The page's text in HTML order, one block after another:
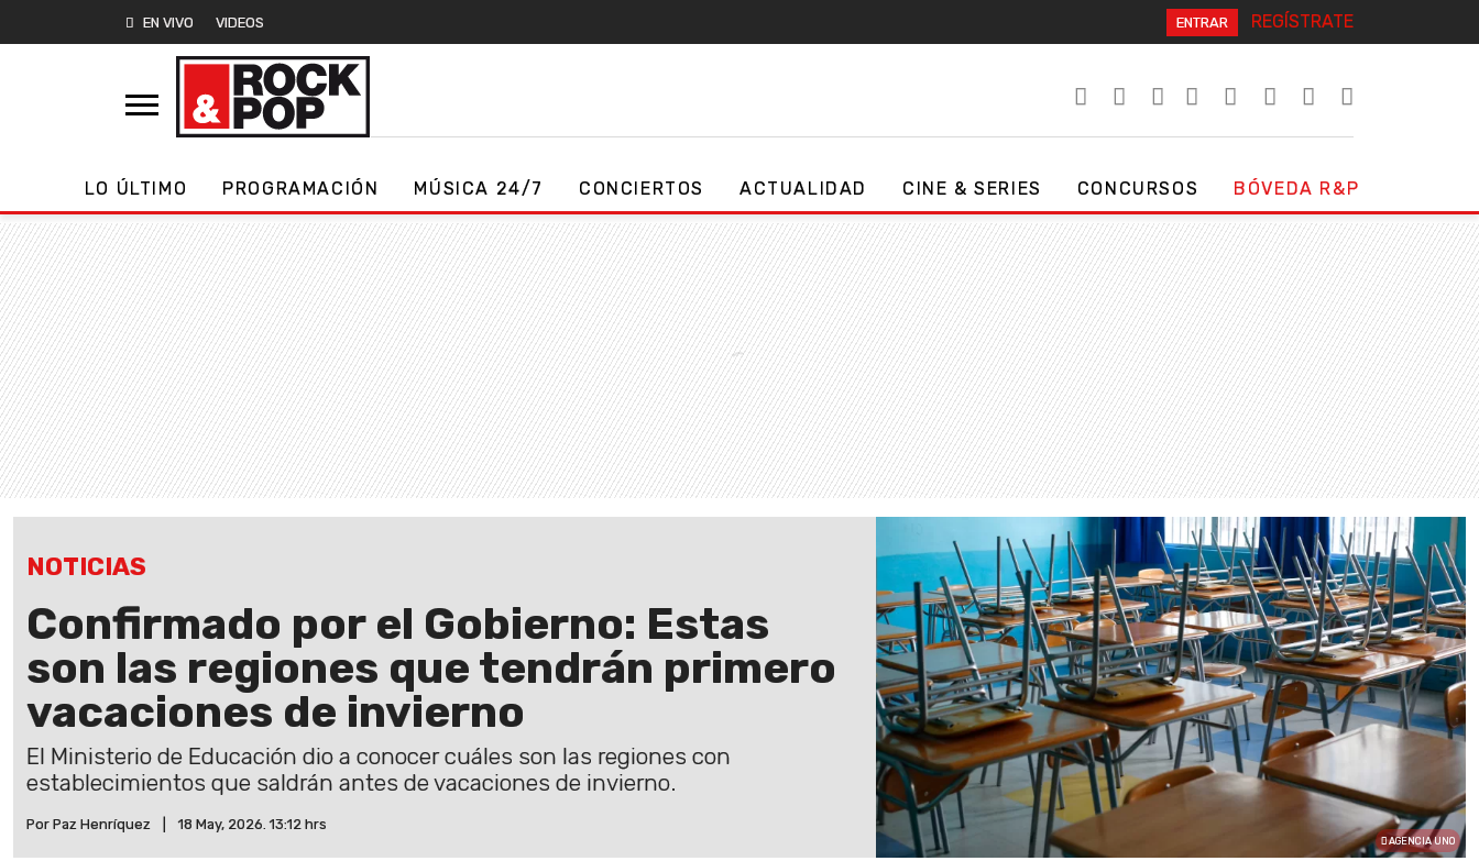
EN VIVO VIDEOS ENTRAR REGÍSTRATE
LO ÚLTIMO PROGRAMACIÓN MÚSICA 24/7 CONCIERTOS ACTUALIDAD CINE & SERIES CONCURSOS BÓVEDA R&P
NOTICIAS
Confirmado por el Gobierno: Estas
son las regiones que tendrán primero
vacaciones de invierno
El Ministerio de Educación dio a conocer cuáles son las regiones con
establecimientos que saldrán antes de vacaciones de invierno.
Por Paz Henríquez 18 May, 2026. 13:12 hrs
AGENCIA UNO